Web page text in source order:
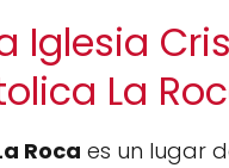
Iglesia
La
Roca es un lugar